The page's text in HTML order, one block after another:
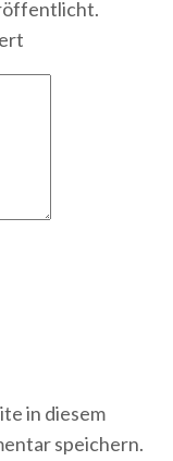
in diesem
speichern.